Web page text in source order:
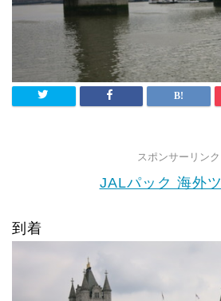
スポンサーリンク
JALパック 海外
到着